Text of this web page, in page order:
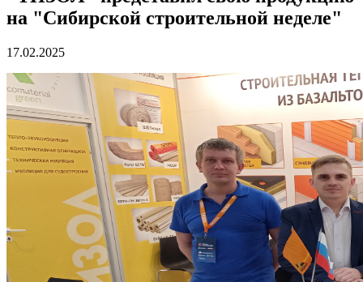
на "Сибирской строительной неделе"
17.02.2025